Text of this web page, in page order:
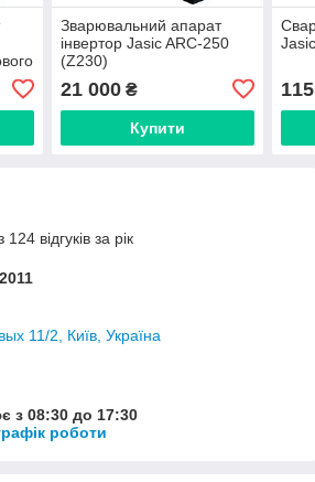
Зварювальний апарат
інвертор Jasic ARC-250
(Z230)
21 000₴
Купити
відгуків за рік
11/2, Київ, Україна
з 08:30 до 17:30
роботи